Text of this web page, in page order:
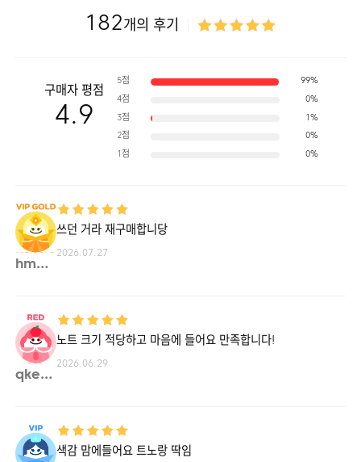
182개의 후기
구매자 평점
4.9
5점 99%
4점 0%
3점 1%
2점 0%
1점 0%
hmbae**
쓰던 거라 재구매합니당
2026.07.27
qkek4**
노트 크기 적당하고 마음에 들어요 만족합니다!
2026.06.29
색감 맘에들어요 트노랑 딱임